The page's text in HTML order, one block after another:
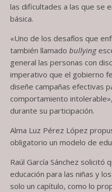
las dificultades a las que se
básica.
«Uno de los desafíos que
también llamado bullying
general las personas con
imperativo que el gobierno
diseñe campañas efectivas
comportamiento
durante su participación.
Alma Luz Pérez López
obligatorio un modelo de
Raúl García Sánchez solicitó
educación para las niñas y
solo un capítulo, como lo